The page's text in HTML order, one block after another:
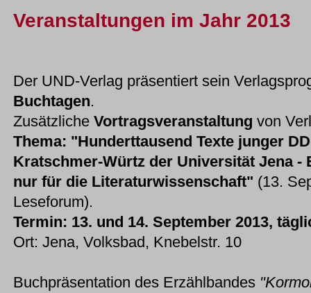
Veranstaltungen im Jahr 2013
Der UND-Verlag präsentiert sein
Buchtagen.
Zusätzliche Vortragsveranstaltung von
Thema: "Hunderttausend Texte junger
Kratschmer-Würtz der Universität Jena -
nur für die Literaturwissenschaft" (13.
Leseforum).
Termin: 13. und 14. September 2013,
Ort: Jena, Volksbad, Knebelstr. 10
Buchpräsentation des Erzählbandes